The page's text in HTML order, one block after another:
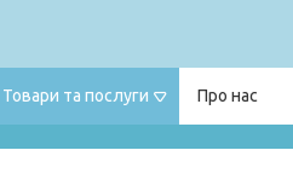
Товари та послуги Про нас